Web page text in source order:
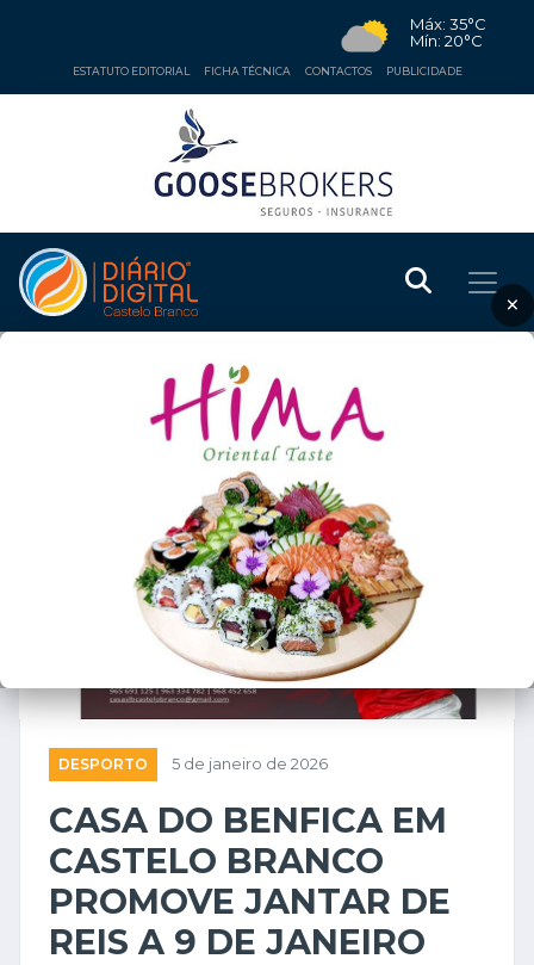
Máx: 35°C
Mín: 20°C
ESTATUTO EDITORIAL FICHA TÉCNICA CONTACTOS PUBLICIDADE
×
DESPORTO 5 de janeiro de 2026
CASA DO BENFICA EM
CASTELO BRANCO
PROMOVE JANTAR DE
REIS A 9 DE JANEIRO